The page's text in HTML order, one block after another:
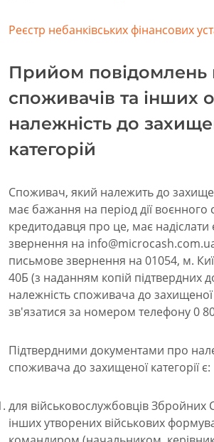
Реєстр небанківських фінансових
Прийом повідомлень
споживачів та інших
належність до
категорій
Споживач, який належить до
має бажання на період дії воєнного
кредитодавця про це, має надіслати
звернення на
письмове звернення на 01054, м.
40Б (з наданням копій підтвердних
належність споживача до захищеної
зв'язатися за номером телефону 0
Підтвердними документами про
споживача до захищеної категорії є:
для військовослужбовців Збройних
інших утворених військових